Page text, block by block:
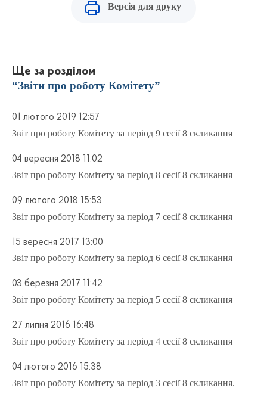
Версія для друку
Ще за розділом
“Звіти про роботу Комітету”
01 лютого 2019 12:57
Звіт про роботу Комітету за період 9 сесії 8 скликання
04 вересня 2018 11:02
Звіт про роботу Комітету за період 8 сесії 8 скликання
09 лютого 2018 15:53
Звіт про роботу Комітету за період 7 сесії 8 скликання
15 вересня 2017 13:00
Звіт про роботу Комітету за період 6 сесії 8 скликання
03 березня 2017 11:42
Звіт про роботу Комітету за період 5 сесії 8 скликання
27 липня 2016 16:48
Звіт про роботу Комітету за період 4 сесії 8 скликання
04 лютого 2016 15:38
Звіт про роботу Комітету за період 3 сесії 8 скликання.